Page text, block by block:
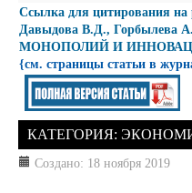
Cсылка для цитирования
Давыдова В.Д.,
МОНОПОЛИЙ И
{см. страницы статьи в
КАТЕГОРИЯ:
Создано: 18 ноября 2019